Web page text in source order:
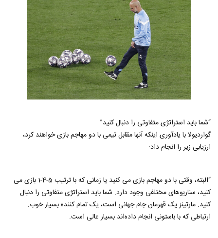
“شما باید استراتژی متفاوتی را دنبال کنید”
گواردیولا با یادآوری اینکه آنها مقابل تیمی با دو مهاجم بازی خواهند کرد،
ارزیابی زیر را انجام داد:
“البته، وقتی با دو مهاجم بازی می کنید یا زمانی که با ترتیب 5-4-1 بازی می
کنید، سناریوهای مختلفی وجود دارد. شما باید استراتژی متفاوتی را دنبال
کنید. مارتینز یک قهرمان جام جهانی است، یک تمام کننده بسیار خوب.
ارتباطی که با باستونی انجام داده‌اند بسیار عالی است.